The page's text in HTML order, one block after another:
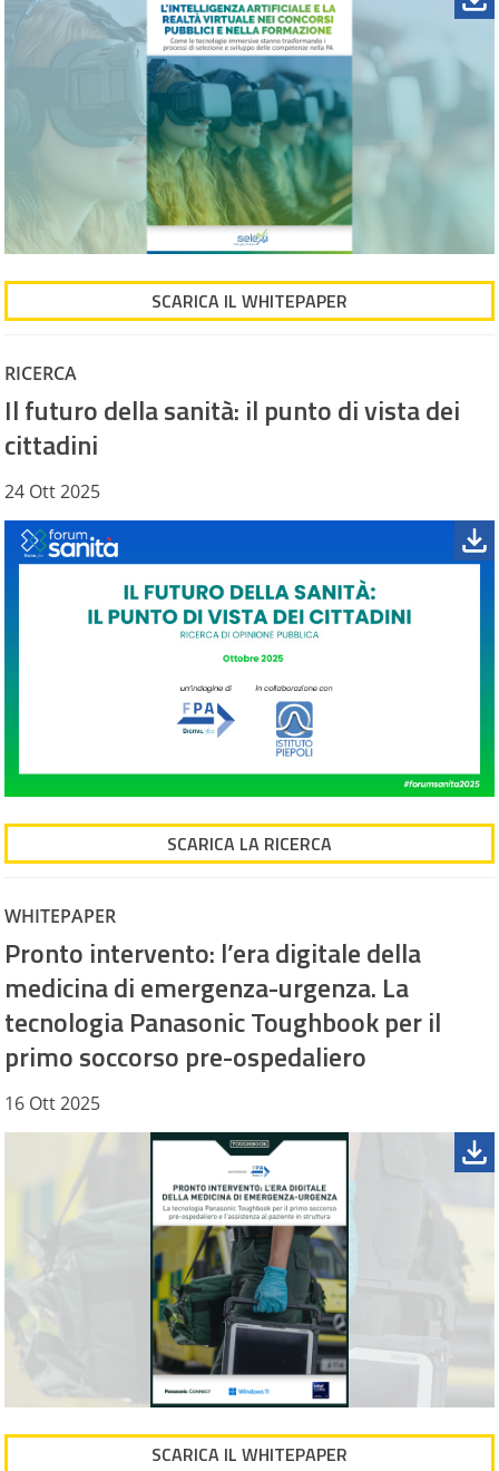
SCARICA IL WHITEPAPER
RICERCA
Il futuro della sanità: il punto di vista dei
cittadini
24 Ott 2025
SCARICA LA RICERCA
WHITEPAPER
Pronto intervento: l’era digitale della
medicina di emergenza-urgenza. La
tecnologia Panasonic Toughbook per il
primo soccorso pre-ospedaliero
16 Ott 2025
SCARICA IL WHITEPAPER